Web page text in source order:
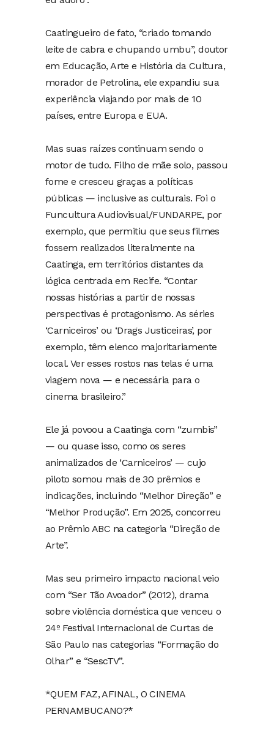
Caatingueiro de fato, “criado tomando
leite de cabra e chupando umbu”, doutor
em Educação, Arte e História da Cultura,
morador de Petrolina, ele expandiu sua
experiência viajando por mais de 10
países, entre Europa e EUA.
Mas suas raízes continuam sendo o
motor de tudo. Filho de mãe solo, passou
fome e cresceu graças a políticas
públicas — inclusive as culturais. Foi o
Funcultura Audiovisual/FUNDARPE, por
exemplo, que permitiu que seus filmes
fossem realizados literalmente na
Caatinga, em territórios distantes da
lógica centrada em Recife. “Contar
nossas histórias a partir de nossas
perspectivas é protagonismo. As séries
‘Carniceiros’ ou ‘Drags Justiceiras’, por
exemplo, têm elenco majoritariamente
local. Ver esses rostos nas telas é uma
viagem nova — e necessária para o
cinema brasileiro.”
Ele já povoou a Caatinga com “zumbis”
— ou quase isso, como os seres
animalizados de ‘Carniceiros’ — cujo
piloto somou mais de 30 prêmios e
indicações, incluindo “Melhor Direção” e
“Melhor Produção”. Em 2025, concorreu
ao Prêmio ABC na categoria “Direção de
Arte”.
Mas seu primeiro impacto nacional veio
com “Ser Tão Avoador” (2012), drama
sobre violência doméstica que venceu o
24º Festival Internacional de Curtas de
São Paulo nas categorias “Formação do
Olhar” e “SescTV”.
*QUEM FAZ, AFINAL, O CINEMA
PERNAMBUCANO?*